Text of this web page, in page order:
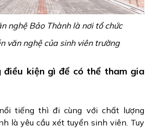
nghệ Bảo Thành là nơi tổ chức
văn nghệ của sinh viên trường
điều kiện gì để có thể tham gia
tiếng thì đi cùng với chất lượng
là yêu cầu xét tuyển sinh viên. Tuy